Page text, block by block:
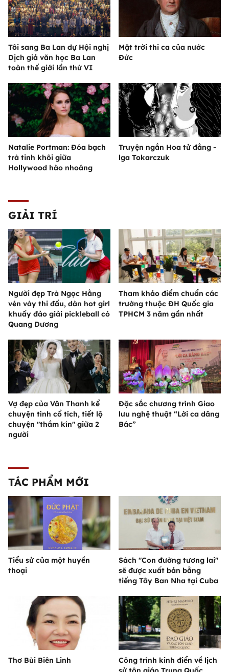
Tôi sang Ba Lan dự Hội nghị
Dịch giả văn học Ba Lan
toàn thế giới lần thứ VI
Mặt trời thi ca của nước
Đức
Natalie Portman: Đóa bạch
trà tinh khôi giữa
Hollywood hào nhoáng
Truyện ngắn Hoa tử đằng -
lga Tokarczuk
GIẢI TRÍ
Người đẹp Trà Ngọc Hằng
vén váy thi đấu, dàn hot girl
khuấy đảo giải pickleball có
Quang Dương
Tham khảo điểm chuẩn các
trường thuộc ĐH Quốc gia
TPHCM 3 năm gần nhất
Vợ đẹp của Văn Thanh kể
chuyện tình cổ tích, tiết lộ
chuyện "thầm kín" giữa 2
người
Đặc sắc chương trình Giao
lưu nghệ thuật “Lời ca dâng
Bác”
TÁC PHẨM MỚI
Tiểu sử của một huyền
thoại
Sách "Con đường tương lai"
sẽ được xuất bản bằng
tiếng Tây Ban Nha tại Cuba
Thơ Bùi Biên Linh
Công trình kinh điển về lịch